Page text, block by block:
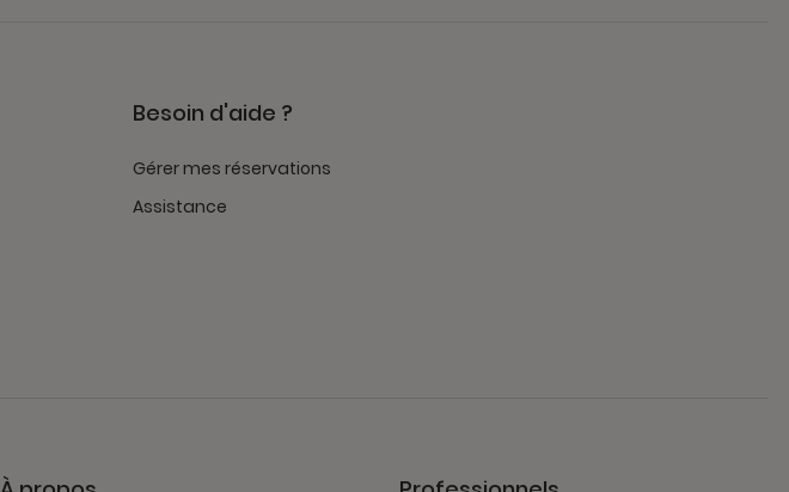
Besoin d'aide ?
Gérer mes réservations
Assistance